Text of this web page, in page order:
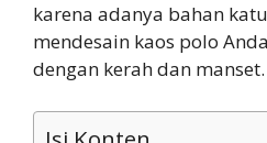
karena adanya bahan
mendesain kaos polo
dengan kerah dan manset.